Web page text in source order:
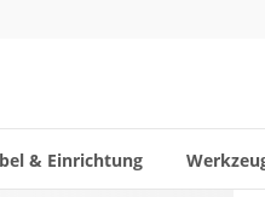
& Einrichtung